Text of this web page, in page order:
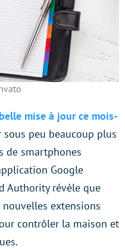
mise à jour ce mois-
peu beaucoup plus
de smartphones
Google
Authority révèle que
extensions
contrôler la maison et